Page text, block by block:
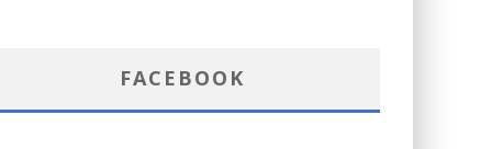
FACEBOOK